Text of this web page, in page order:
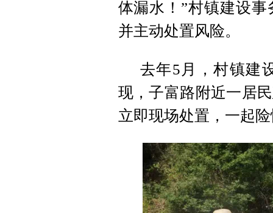
体漏水！”村镇建设
并主动处置风险。
去年5月，村镇建
现，子富路附近一居
立即现场处置，一起